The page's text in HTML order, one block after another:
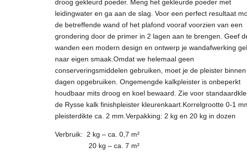
droog gekleurd poeder. Meng het gekleurde poeder met
leidingwater en ga aan de slag. Voor een perfect resultaat
de betreffende wand of het plafond vooraf voorzien van een
grondering door de primer in 2 lagen aan te brengen. Geef
wanden een modern design en ontwerp je wandafwerking
naar eigen smaak. Omdat we helemaal geen
conserveringsmiddelen gebruiken, moet je de pleister
dagen opgebruiken. Ongemengde kalkpleister is onbeperkt
houdbaar mits droog en koel bewaard. Zie voor
de Rysse kalk finishpleister kleurenkaart. Korrelgrootte 0-1
pleisterdikte ca. 2 mm. Verpakking: 2 kg en 20 kg in dozen
Verbruik: 2 kg – ca. 0,7 m²
20 kg – ca. 7 m²